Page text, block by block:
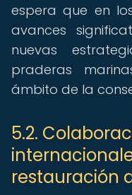
espera que en
avances
nuevas
praderas
ámbito de la
5.2.
restauración